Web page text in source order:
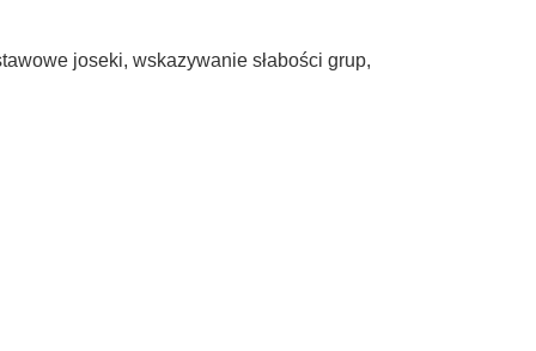
joseki, wskazywanie słabości grup,